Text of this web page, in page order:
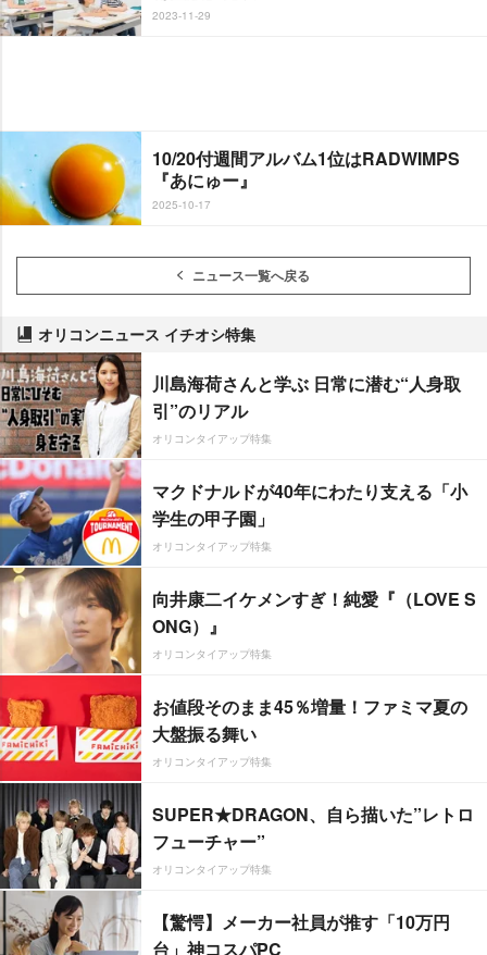
2023-11-29
10/20付週間アルバム1位はRADWIMPS
『あにゅー』
2025-10-17
ニュース一覧へ戻る
オリコンニュース イチオシ特集
川島海荷さんと学ぶ 日常に潜む“人身取
引”のリアル
オリコンタイアップ特集
マクドナルドが40年にわたり支える「小
学生の甲子園」
オリコンタイアップ特集
向井康二イケメンすぎ！純愛『（LOVE S
ONG）』
オリコンタイアップ特集
お値段そのまま45％増量！ファミマ夏の
大盤振る舞い
オリコンタイアップ特集
SUPER★DRAGON、自ら描いた”レトロ
フューチャー”
オリコンタイアップ特集
【驚愕】メーカー社員が推す「10万円
台」神コスパPC